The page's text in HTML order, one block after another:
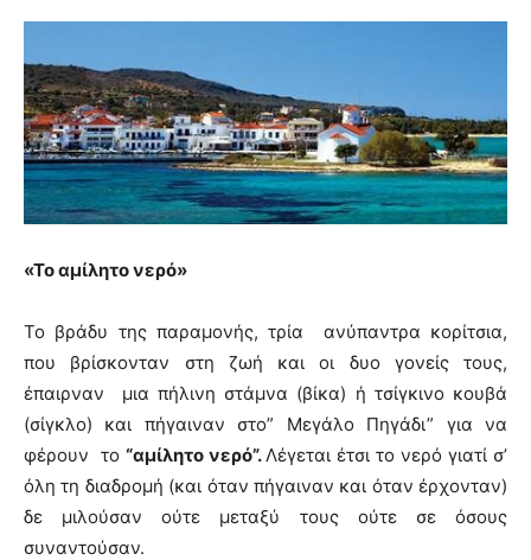
«Το αμίλητο νερό»
Το βράδυ της παραμονής, τρία ανύπαντρα κορίτσια,
που βρίσκονταν στη ζωή και οι δυο γονείς τους,
έπαιρναν μια πήλινη στάμνα (βίκα) ή τσίγκινο κουβά
(σίγκλο) και πήγαιναν στο” Μεγάλο Πηγάδι” για να
φέρουν το “αμίλητο νερό”.Λέγεται έτσι το νερό γιατί σ’
όλη τη διαδρομή (και όταν πήγαιναν και όταν έρχονταν)
δε μιλούσαν ούτε μεταξύ τους ούτε σε όσους
συναντούσαν.